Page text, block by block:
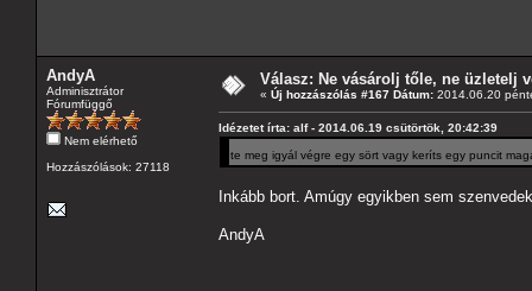
AndyA
Adminisztrátor
Fórumfüggő
Nem elérhető
Hozzászólások: 27118
Válasz: Ne vásárolj tőle, ne üzletelj
« Új hozzászólás #167 Dátum: 2014.06.20
Idézetet írta: alf - 2014.06.19 csütörtök, 20:42:39
te meg igyál végre egy sört vagy keríts egy puncit
Inkább bort. Amúgy egyikben sem
AndyA